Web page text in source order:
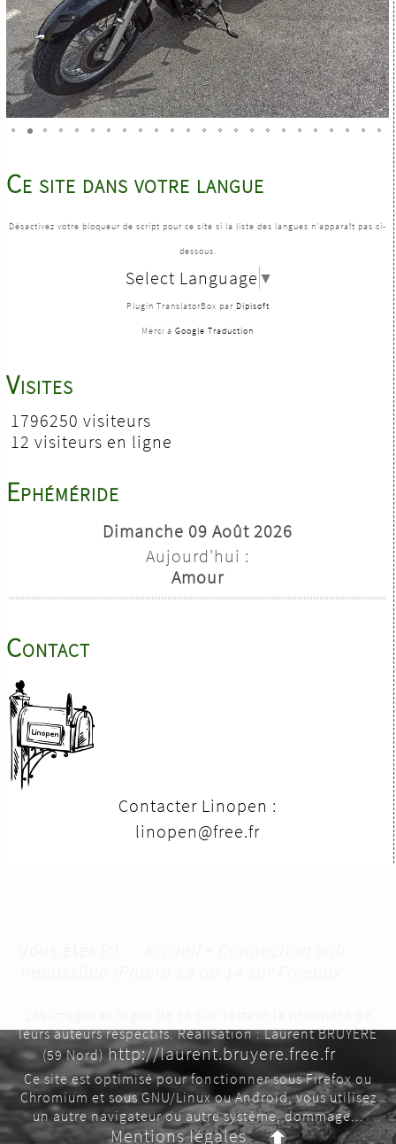
Ce site dans votre langue
Désactivez votre bloqueur de script pour ce site si la liste des langues n'apparaît pas ci-
dessous.
Select Language ▼
Plugin TranslatorBox par Dipisoft
Merci à Google Traduction
Visites
1796250 visiteurs
12 visiteurs en ligne
Ephéméride
Dimanche 09 Août 2026
Aujourd'hui :
Amour
Contact
Contacter Linopen :
linopen@free.fr
leurs auteurs respectifs. Réalisation : Laurent BRUYERE
(59 Nord) http://laurent.bruyere.free.fr
Ce site est optimisé pour fonctionner sous Firefox ou
Chromium et sous GNU/Linux ou Androïd, vous utilisez
un autre navigateur ou autre système, dommage...
Mentions légales